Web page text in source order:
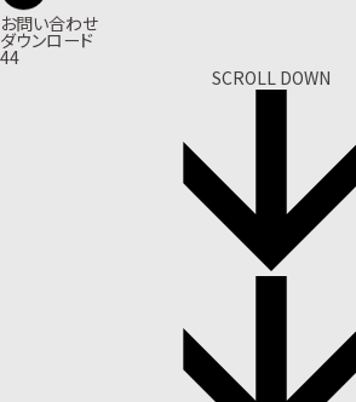
お問い合わせ
ダウンロード
44
SCROLL DOWN